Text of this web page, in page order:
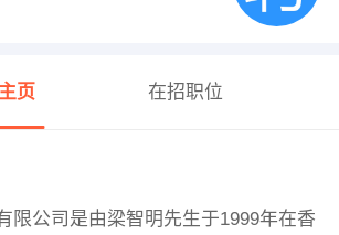
页 在招职位
限公司是由梁智明先生于1999年在香